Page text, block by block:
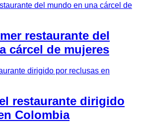
restaurante del
cárcel de mujeres
restaurante dirigido
Colombia